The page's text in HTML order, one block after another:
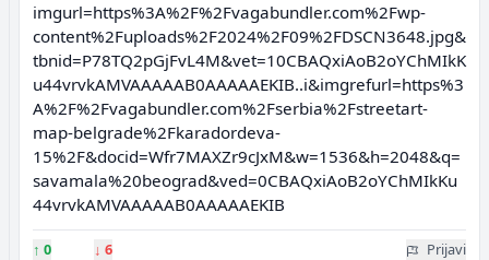
imgurl=https%3A%2F%2Fvagabundler.com%2Fwp-
content%2Fuploads%2F2024%2F09%2FDSCN3648.jpg&
tbnid=P78TQ2pGjFvL4M&vet=10CBAQxiAoB2oYChMIkK
u44vrvkAMVAAAAAB0AAAAAEKIB..i&imgrefurl=https%3
A%2F%2Fvagabundler.com%2Fserbia%2Fstreetart-
map-belgrade%2Fkaradordeva-
15%2F&docid=Wfr7MAXZr9cJxM&w=1536&h=2048&q=
savamala%20beograd&ved=0CBAQxiAoB2oYChMIkKu
44vrvkAMVAAAAAB0AAAAAEKIB
↑ 0 ↓ 6 Prijavi